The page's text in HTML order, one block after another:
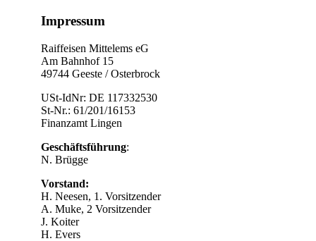
Impressum
Raiffeisen Mittelems eG
Am Bahnhof 15
49744 Geeste / Osterbrock
USt-IdNr: DE 117332530
St-Nr.: 61/201/16153
Finanzamt Lingen
Geschäftsführung:
N. Brügge
Vorstand:
H. Neesen, 1. Vorsitzender
A. Muke, 2 Vorsitzender
J. Koiter
H. Evers